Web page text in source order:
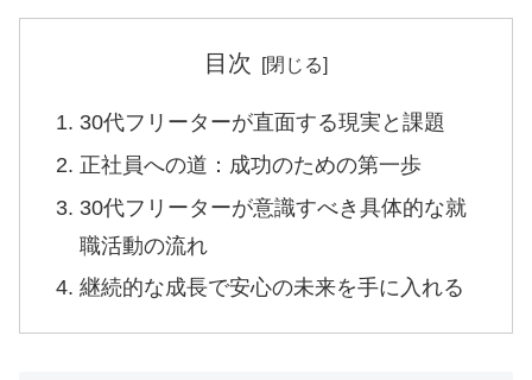
目次
30代フリーターが直面する現実と課題
正社員への道：成功のための第一歩
30代フリーターが意識すべき具体的な就
職活動の流れ
継続的な成長で安心の未来を手に入れる